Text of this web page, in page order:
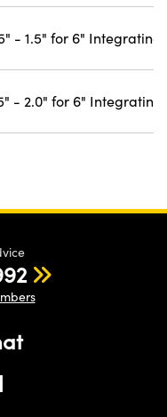
- 1.5" for 6" Integrating
- 2.0" for 6" Integrating